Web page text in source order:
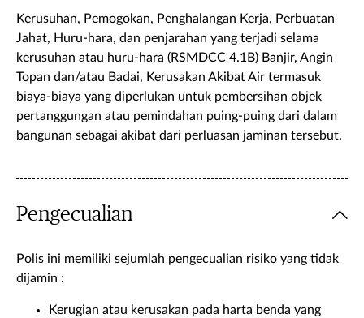
Kerusuhan, Pemogokan, Penghalangan Kerja, Perbuatan
Jahat, Huru-hara, dan penjarahan yang terjadi selama
kerusuhan atau huru-hara (RSMDCC 4.1B) Banjir, Angin
Topan dan/atau Badai, Kerusakan Akibat Air termasuk
biaya-biaya yang diperlukan untuk pembersihan objek
pertanggungan atau pemindahan puing-puing dari dalam
bangunan sebagai akibat dari perluasan jaminan tersebut.
Pengecualian
Polis ini memiliki sejumlah pengecualian risiko yang tidak
dijamin :
Kerugian atau kerusakan pada harta benda yang